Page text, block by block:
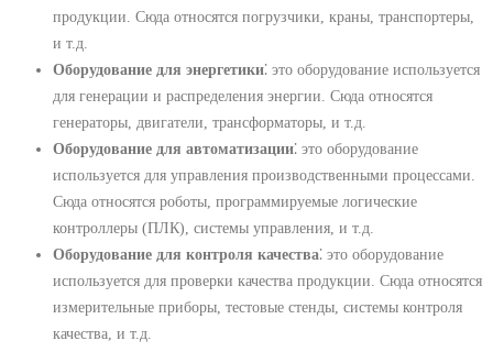
продукции. Сюда относятся погрузчики, краны, транспортеры,
и т.д.
Оборудование для энергетики⁚ это оборудование используется
для генерации и распределения энергии. Сюда относятся
генераторы, двигатели, трансформаторы, и т.д.
Оборудование для автоматизации⁚ это оборудование
используется для управления производственными процессами.
Сюда относятся роботы, программируемые логические
контроллеры (ПЛК), системы управления, и т.д.
Оборудование для контроля качества⁚ это оборудование
используется для проверки качества продукции. Сюда относятся
измерительные приборы, тестовые стенды, системы контроля
качества, и т.д.